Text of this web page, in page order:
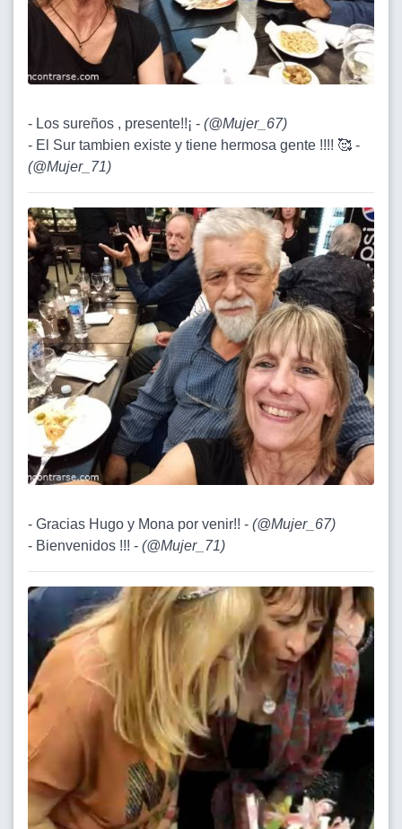
- Los sureños , presente!!¡ - (@Mujer_67)
- El Sur tambien existe y tiene hermosa gente !!!! 🥰 -
(@Mujer_71)
- Gracias Hugo y Mona por venir!! - (@Mujer_67)
- Bienvenidos !!! - (@Mujer_71)